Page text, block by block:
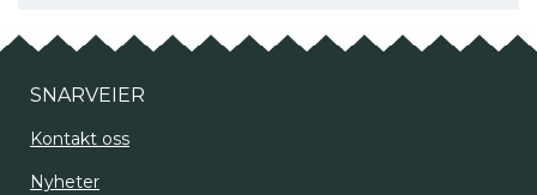
SNARVEIER
Kontakt oss
Nyheter